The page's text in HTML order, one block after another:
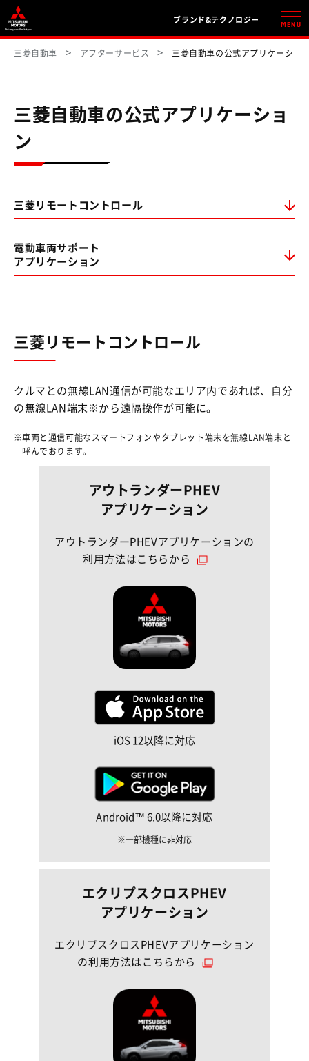
ブランド&テクノロジー
MENU
三菱自動車 アフターサービス 三菱自動車の公式アプリケーショ
三菱自動車の公式アプリケーショ
ン
三菱リモートコントロール
電動車両サポート
アプリケーション
三菱リモートコントロール
クルマとの無線LAN通信が可能なエリア内であれば、自分
の無線LAN端末※から遠隔操作が可能に。
車両と通信可能なスマートフォンやタブレット端末を無線LAN端末と
呼んでおります。
アウトランダーPHEV
アプリケーション
アウトランダーPHEVアプリケーションの
利用方法はこちらから
iOS 12以降に対応
Android™ 6.0以降に対応
一部機種に非対応
エクリプスクロスPHEV
アプリケーション
エクリプスクロスPHEVアプリケーション
の利用方法はこちらから